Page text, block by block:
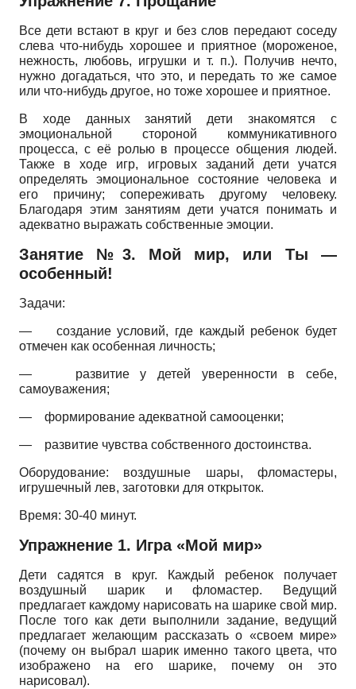
Все дети встают в круг и без слов передают соседу
слева что-нибудь хорошее и приятное (мороженое,
нежность, любовь, игрушки и т. п.). Получив нечто,
нужно догадаться, что это, и передать то же самое
или что-нибудь другое, но тоже хорошее и приятное.
В ходе данных занятий дети знакомятся с
эмоциональной стороной коммуникативного
процесса, с её ролью в процессе общения людей.
Также в ходе игр, игровых заданий дети учатся
определять эмоциональное состояние человека и
его причину; сопереживать другому человеку.
Благодаря этим занятиям дети учатся понимать и
адекватно выражать собственные эмоции.
Занятие №3. Мой мир, или Ты —
особенный!
Задачи:
— создание условий, где каждый ребенок будет
отмечен как особенная личность;
— развитие у детей уверенности в себе,
самоуважения;
— формирование адекватной самооценки;
— развитие чувства собственного достоинства.
Оборудование: воздушные шары, фломастеры,
игрушечный лев, заготовки для открыток.
Время: 30-40 минут.
Упражнение 1. Игра «Мой мир»
Дети садятся в круг. Каждый ребенок получает
воздушный шарик и фломастер. Ведущий
предлагает каждому нарисовать на шарике свой мир.
После того как дети выполнили задание, ведущий
предлагает желающим рассказать о «своем мире»
(почему он выбрал шарик именно такого цвета, что
изображено на его шарике, почему он это
нарисовал).